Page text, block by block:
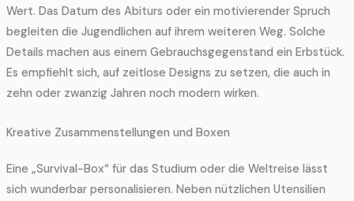
Wert. Das Datum des Abiturs oder ein motivierender Spruch
begleiten die Jugendlichen auf ihrem weiteren Weg. Solche
Details machen aus einem Gebrauchsgegenstand ein Erbstück.
Es empfiehlt sich, auf zeitlose Designs zu setzen, die auch in
zehn oder zwanzig Jahren noch modern wirken.
Kreative Zusammenstellungen und Boxen
Eine „Survival-Box“ für das Studium oder die Weltreise lässt
sich wunderbar personalisieren. Neben nützlichen Utensilien